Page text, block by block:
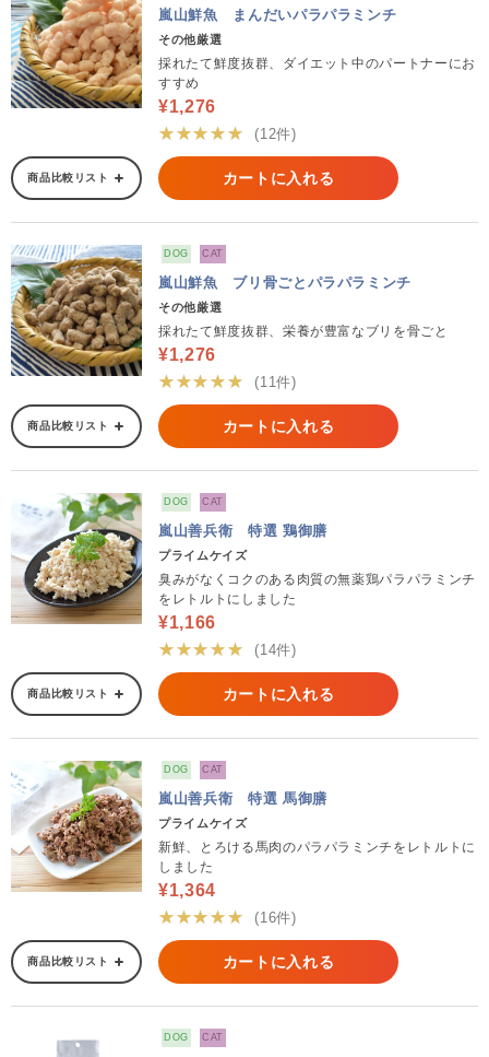
嵐山鮮魚 まんだいパラパラミンチ
その他厳選
採れたて鮮度抜群、ダイエット中のパートナーにお
すすめ
¥1,276
★★★★★
(12件)
商品比較リスト カートに入れる
DOG CAT
嵐山鮮魚 ブリ骨ごとパラパラミンチ
その他厳選
採れたて鮮度抜群、栄養が豊富なブリを骨ごと
¥1,276
★★★★★
(11件)
商品比較リスト カートに入れる
DOG CAT
嵐山善兵衛 特選 鶏御膳
プライムケイズ
臭みがなくコクのある肉質の無薬鶏パラパラミンチ
をレトルトにしました
¥1,166
★★★★★
(14件)
商品比較リスト カートに入れる
DOG CAT
嵐山善兵衛 特選 馬御膳
プライムケイズ
新鮮、とろける馬肉のパラパラミンチをレトルトに
しました
¥1,364
★★★★★
(16件)
商品比較リスト カートに入れる
DOG CAT